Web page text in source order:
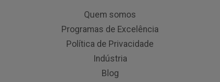
Quem somos
Programas de Excelência
Política de Privacidade
Indústria
Blog